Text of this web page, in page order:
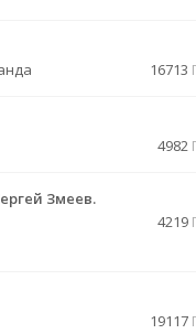
16713
4982
Змеев.
4219
19117